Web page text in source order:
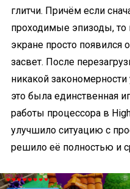
глитчи. Причём если
проходимые эпизоды,
экране просто появился
засвет. После
никакой закономерности
это была единственная
работы процессора в
улучшило ситуацию с
решило её полностью и